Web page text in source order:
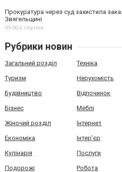
Прокуратура через суд захистила
Звягельщині
09:00,6 серпня
Рубрики новин
Загальний розділ Техніка
Туризм Нерухомість
Будівництво Відпочинок
Бізнес Меблі
Жіночий розділ Інтернет
Економіка Інтер'єр
Кулінарія Послуги
Подорожі Робота